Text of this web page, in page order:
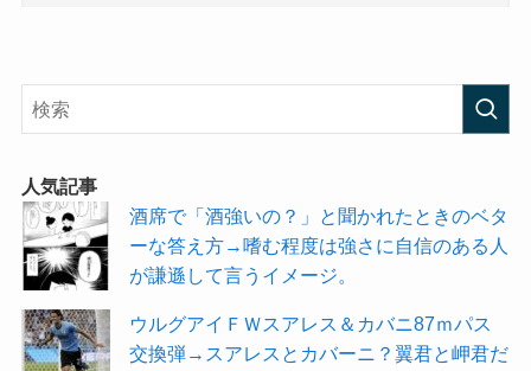
人気記事
酒席で「酒強いの？」と聞かれたときのベタ
ーな答え方→嗜む程度は強さに自信のある人
が謙遜して言うイメージ。
ウルグアイＦＷスアレス＆カバニ87ｍパス
交換弾→スアレスとカバーニ？翼君と岬君だ